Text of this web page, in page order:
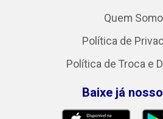
Quem
Política de
Política de Troca e
Baixe já